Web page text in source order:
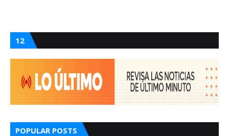
12
POPULAR POSTS